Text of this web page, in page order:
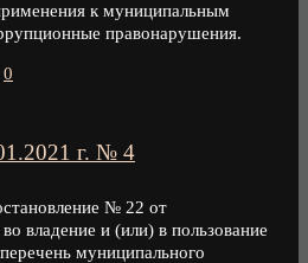
к муниципальным
правонарушения.
0
г. № 4
№ 22 от
владение и (или) в пользование
муниципального